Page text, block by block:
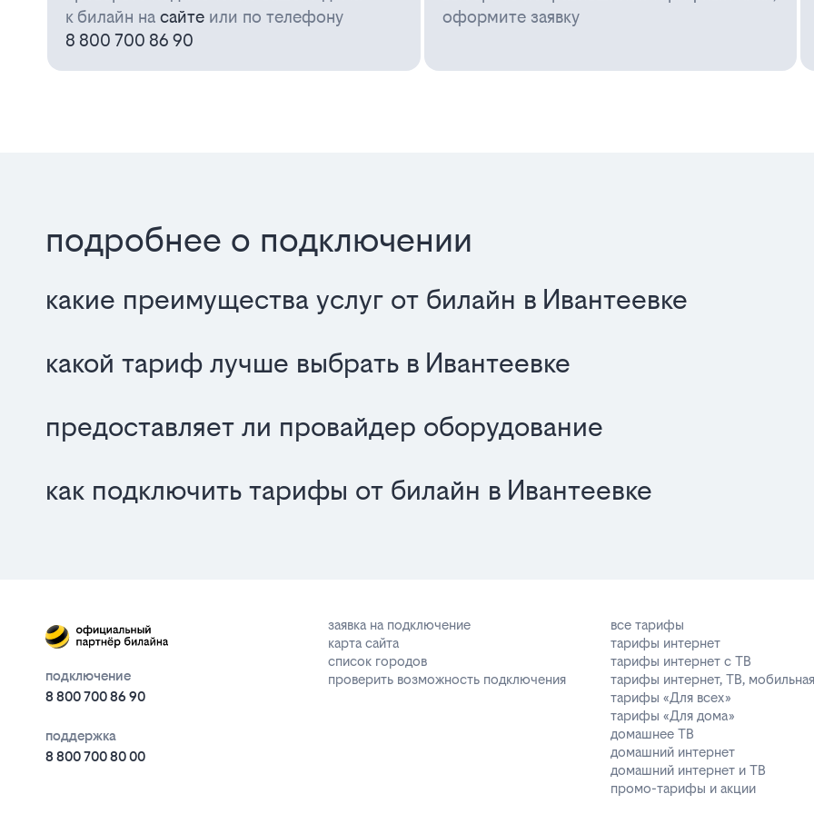
к билайн насайте или по телефону
8 800 700 86 90
оформите заявку
подробнее о подключении
какие преимущества услуг от билайн в Ивантеевке
какой тариф лучше выбрать в Ивантеевке
предоставляет ли провайдер оборудование
как подключить тарифы от билайн в Ивантеевке
подключение
8 800 700 86 90
поддержка
8 800 700 80 00
заявка на подключение
карта сайта
список городов
проверить возможность подключения
все тарифы
тарифы интернет
тарифы интернет с ТВ
тарифы интернет, ТВ,
тарифы «Для всех»
тарифы «Для дома»
домашнее ТВ
домашний интернет
домашний интернет и ТВ
промо-тарифы и акции